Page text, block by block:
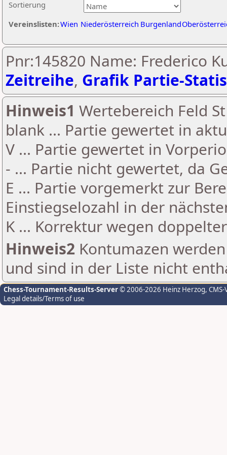
Sortierung
Vereinslisten:Wien Niederösterreich Burgenland
Pnr:145820 Name: Frederico
Zeitreihe, Grafik Partie-
Hinweis1 Wertebereich Feld
blank ... Partie gewertet in
V ... Partie gewertet in
- ... Partie nicht gewertet, da
E ... Partie vorgemerkt zur
Einstiegselozahl in der
K ... Korrektur wegen
Hinweis2 Kontumazen
und sind in der Liste nicht
Chess-Tournament-Results-Server© 2006-2026 Heinz Herzog,
Legal details/Terms of use